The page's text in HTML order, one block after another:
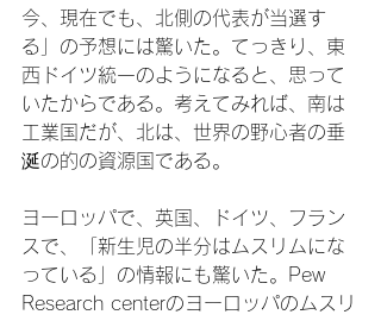
今、現在でも、北側の代表が当選す
る」の予想には驚いた。てっきり、東
西ドイツ統一のようになると、思って
いたからである。考えてみれば、南は
工業国だが、北は、世界の野心者の垂
涎の的の資源国である。
ヨーロッパで、英国、ドイツ、フラン
スで、「新生児の半分はムスリムにな
っている」の情報にも驚いた。Pew
Research centerのヨーロッパのムスリ